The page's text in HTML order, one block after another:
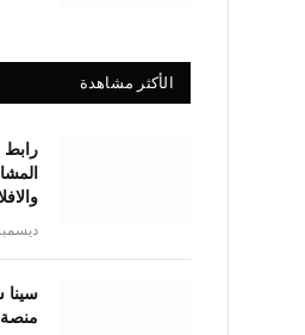
الأكثر مشاهدة
ديسمبر 17, 2024
سينا